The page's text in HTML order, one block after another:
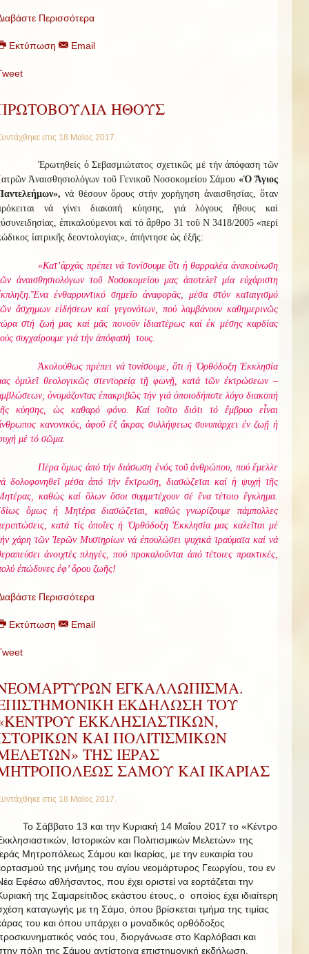
Περισσότερα
Εκτύπωση Email
ΗΘΟΥΣ
στις 18 Μαϊος 2017.
Ἐρωτηθείς ὁ Σεβασμιώτατος σχετικῶς μέ τήν ἀπόφαση τῶν
Ἀναισθησιολόγων τοῦ Γενικοῦ Νοσοκομείου Σάμου «Ὁ Ἅγιος
νά θέσουν ὅρους στήν χορήγηση ἀναισθησίας, ὅταν
νά γίνει διακοπή κύησης, γιά λόγους ἤθους καί
ἐπικαλούμενοι καί τό ἄρθρο 31 τοῦ Ν 3418/2005 «περί
ἰατρικῆς δεοντολογίας», ἀπήντησε ὡς ἐξῆς:
«Κατ’ἀρχάς πρέπει νά τονίσουμε ὅτι ἡ θαρραλέα ἀνακοίνωση
ἀναισθησιολόγων τοῦ Νοσοκομείου μας ἀποτελεῖ μία εὐχάριστη
Ἕνα ἐνθαρρυντικό σημεῖο ἀναφορᾶς, μέσα στόν καταιγισμό
ἄσχημων εἰδήσεων καί γεγονότων, πού λαμβάνουν καθημερινῶς
στή ζωή μας καί μᾶς πονοῦν ἰδιαιτέρως καί ἐκ μέσης καρδίας
συγχαίρουμε γιά τήν ἀπόφασή τους.
Ἀκολούθως πρέπει νά τονίσουμε, ὅτι ἡ Ὀρθόδοξη Ἐκκλησία
ὁμιλεῖ θεολογικῶς στεντορείᾳ τῇ φωνῇ, κατά τῶν ἐκτρώσεων –
ὀνομάζοντας ἐπακριβῶς τήν γιά ὁποιοδήποτε λόγο διακοπή
κύησης, ὡς καθαρό φόνο. Καί τοῦτο διότι τό ἔμβρυο εἶναι
κανονικός, ἀφοῦ ἐξ ἄκρας συλλήψεως συνυπάρχει ἐν ζωῇ ἡ
μέ τό σῶμα.
Πέρα ὅμως ἀπό τήν διάσωση ἑνός τοῦ ἀνθρώπου, πού ἔμελλε
δολοφονηθεῖ μέσα ἀπό τήν ἔκτρωση, διασώζεται καί ἡ ψυχή τῆς
καθώς καί ὅλων ὅσοι συμμετέχουν σέ ἕνα τέτοιο ἔγκλημα.
ὅμως ἡ Μητέρα διασώζεται, καθώς γνωρίζουμε πάμπολλες
κατά τίς ὁποῖες ἡ Ὀρθόδοξη Ἐκκλησία μας καλεῖται μέ
χάρη τῶν Ἱερῶν Μυστηρίων νά ἐπουλώσει ψυχικά τραύματα καί νά
ἀνοιχτές πληγές, πού προκαλοῦνται ἀπό τέτοιες πρακτικές,
ἐπώδυνες ἐφ’ ὅρου ζωῆς!
Περισσότερα
Εκτύπωση Email
ΕΓΚΑΛΛΩΠΙΣΜΑ.
ΕΚΔΗΛΩΣΗ ΤΟΥ
ΕΚΚΛΗΣΙΑΣΤΙΚΩΝ,
ΚΑΙ ΠΟΛΙΤΙΣΜΙΚΩΝ
ΤΗΣ ΙΕΡΑΣ
ΣΑΜΟΥ ΚΑΙ ΙΚΑΡΙΑΣ
στις 18 Μαϊος 2017.
Το Σάββατο 13 και την Κυριακή 14 Μαΐου 2017 το «Κέντρο
Ιστορικών και Πολιτισμικών Μελετών» της
Μητροπόλεως Σάμου και Ικαρίας, με την ευκαιρία του
της μνήμης του αγίου νεομάρτυρος Γεωργίου, του εν
Εφέσω αθλήσαντος, που έχει οριστεί να εορτάζεται την
της Σαμαρείτιδος εκάστου έτους, ο οποίος έχει ιδιαίτερη
καταγωγής με τη Σάμο, όπου βρίσκεται τμήμα της τιμίας
του και όπου υπάρχει ο μοναδικός ορθόδοξος
ναός του, διοργάνωσε στο Καρλόβασι και
πόλη της Σάμου αντίστοιχα επιστημονική εκδήλωση,